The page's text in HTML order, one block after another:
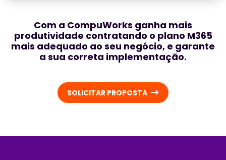
Com a CompuWorks ganha mais
produtividade contratando o plano M365
mais adequado ao seu negócio, e garante
a sua correta implementação.
SOLICITAR PROPOSTA